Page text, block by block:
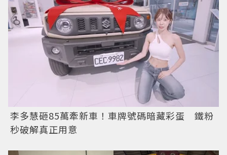
李多慧砸85萬牽新車！車牌號碼暗藏彩蛋 鐵粉
秒破解真正用意